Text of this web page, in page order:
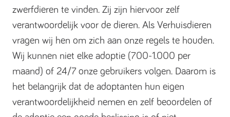
zwerfdieren te vinden. Zij zijn hiervoor zelf
verantwoordelijk voor de dieren. Als Verhuisdieren
vragen wij hen om zich aan onze regels te houden.
Wij kunnen niet elke adoptie (700-1.000 per
maand) of 24/7 onze gebruikers volgen. Daarom is
het belangrijk dat de adoptanten hun eigen
verantwoordelijkheid nemen en zelf beoordelen of